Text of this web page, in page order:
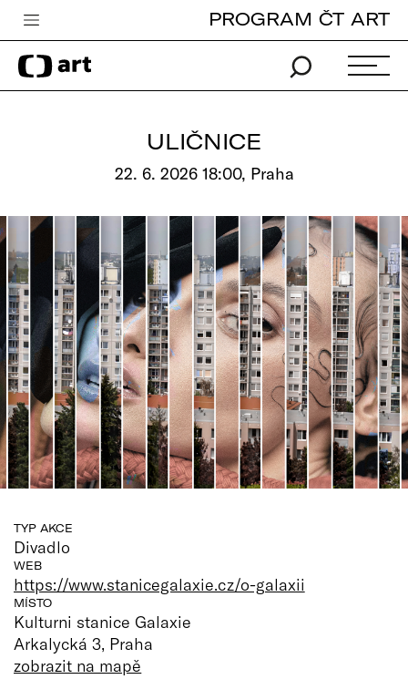
Česká televize
Zpravodajství
Pro děti
edu
Vše o ČT
PROGRAM ČT ART
ULIČNICE
22. 6. 2026 18:00, Praha
TYP AKCE
Divadlo
WEB
https://www.stanicegalaxie.cz/o-galaxii
MÍSTO
Kulturni stanice Galaxie
Arkalycká 3, Praha
zobrazit na mapě